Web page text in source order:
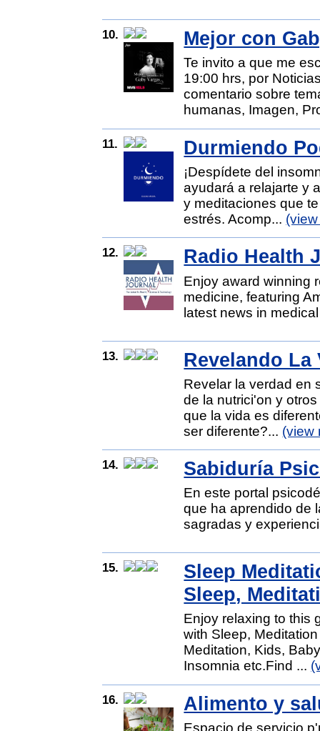
10. Mejor con
Te invito a que me
19:00 hrs, por
comentario sobre
humanas, Imagen,
11. Durmiendo
¡Despídete del
ayudará a relajarte y
y meditaciones que
estrés. Acomp...
12. Radio Health
Enjoy award winning
medicine, featuring
latest news in
13. Revelando La
Revelar la verdad en
de la nutrici'on y
que la vida es
ser diferente?... (view
14. Sabiduría
En este portal
que ha aprendido de
sagradas y
15.
Sleep
Sleep,
Enjoy relaxing to this
with Sleep,
Meditation, Kids,
Insomnia etc.Find ...
16. Alimento y
Espacio de servicio